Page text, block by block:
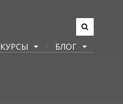
КУРСЫ БЛОГ